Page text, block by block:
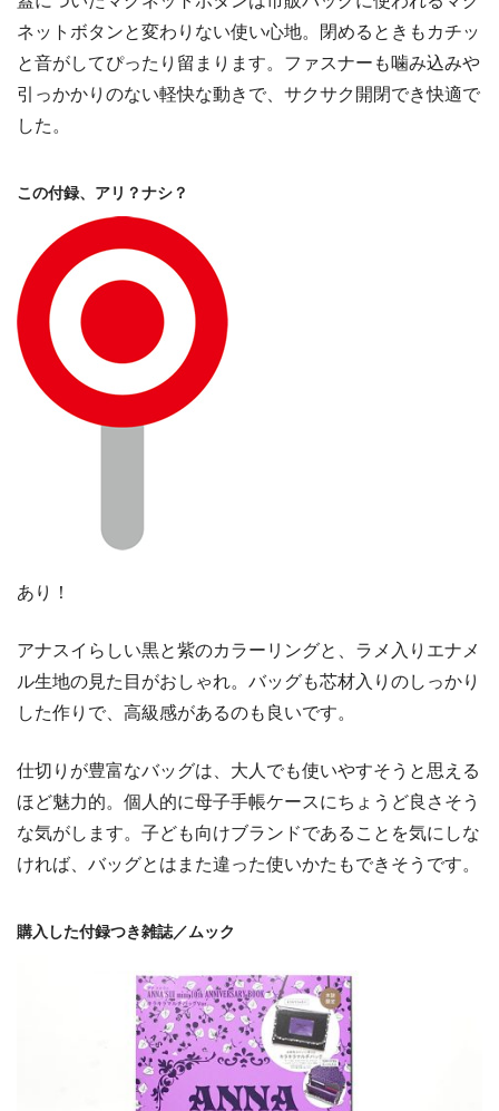
ネットボタンと変わりない使い心地。閉めるときもカチッ
と音がしてぴったり留まります。ファスナーも噛み込みや
引っかかりのない軽快な動きで、サクサク開閉でき快適で
した。
この付録、アリ？ナシ？
あり！
アナスイらしい黒と紫のカラーリングと、ラメ入りエナメ
ル生地の見た目がおしゃれ。バッグも芯材入りのしっかり
した作りで、高級感があるのも良いです。
仕切りが豊富なバッグは、大人でも使いやすそうと思える
ほど魅力的。個人的に母子手帳ケースにちょうど良さそう
な気がします。子ども向けブランドであることを気にしな
ければ、バッグとはまた違った使いかたもできそうです。
購入した付録つき雑誌／ムック